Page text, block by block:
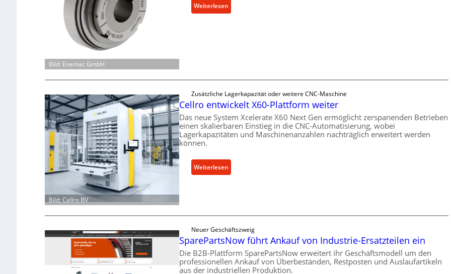
Bild: Enemac GmbH
Weiterlesen:
M
i
c
h
e
r
e
r
t
s
c
h
u
t
Bild: Cellro BV
Zusätzliche Lagerkapazität oder weitere CNC-Maschine
Cellro entwickelt X60-Plattform weiter
Das neue System Xcelerate X60 Next Gen ermöglicht zerspanenden Betrieben
einen skalierbaren Einstieg in die CNC-Automatisierung, wobei
Lagerkapazitäten und Maschinenanzahlen nachträglich erweitert werden
können.
Weiterlesen:
C
o
e
n
t
w
Neuer Geschäftszweig
SparePartsNow führt Ankauf von Industrie-Ersatzteilen ein
Die B2B-Plattform SparePartsNow erweitert ihr Geschäftsmodell um den
professionellen Ankauf von Überbeständen, Restposten und Auslaufartikeln
aus der industriellen Produktion.